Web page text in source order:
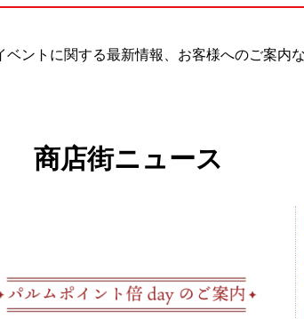
ントに関する最新情報、お客様へのご案内
商店街ニュース